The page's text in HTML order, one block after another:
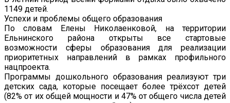
1149 детей.
Успехи и проблемы общего образования
По словам Елены Николаенковой, на территории
Ельнинского района открыты все стартовые
возможности сферы образования для реализации
приоритетных направлений в рамках профильного
нацпроекта.
Программы дошкольного образования реализуют три
детских сада, которые посещает более трёхсот детей
(82% от их общей мощности и 47% от общего числа детей